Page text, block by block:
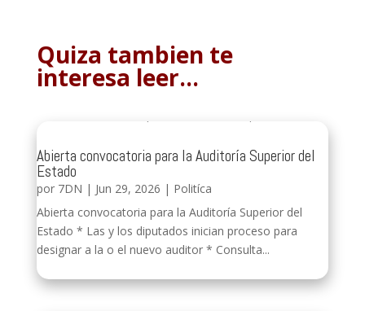
Quiza tambien te
interesa leer…
Abierta convocatoria para la Auditoría Superior del
Estado
por 7DN | Jun 29, 2026 | Politíca
Abierta convocatoria para la Auditoría Superior del
Estado * Las y los diputados inician proceso para
designar a la o el nuevo auditor * Consulta...